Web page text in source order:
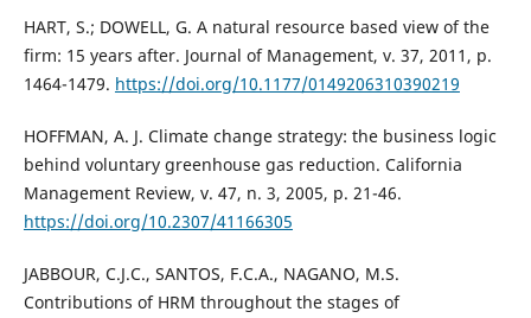
HART, S.; DOWELL, G. A natural resource based view of the
firm: 15 years after. Journal of Management, v. 37, 2011, p.
1464-1479. https://doi.org/10.1177/0149206310390219
HOFFMAN, A. J. Climate change strategy: the business logic
behind voluntary greenhouse gas reduction. California
Management Review, v. 47, n. 3, 2005, p. 21-46.
https://doi.org/10.2307/41166305
JABBOUR, C.J.C., SANTOS, F.C.A., NAGANO, M.S.
Contributions of HRM throughout the stages of